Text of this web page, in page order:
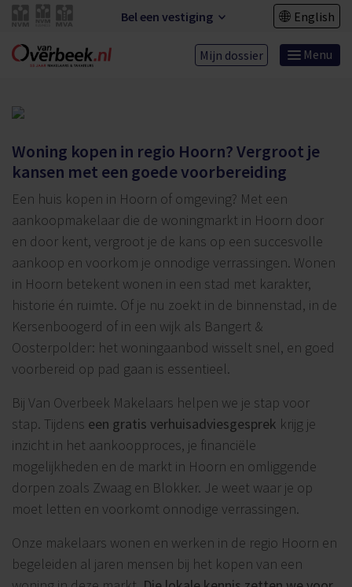
Bel een vestiging English
Mijn dossier Menu
Woning kopen in regio Hoorn? Vergroot je
kansen met een goede voorbereiding
Een huis kopen in Hoorn of omgeving? Met een
aankoopmakelaar die de woningmarkt in Hoorn door
en door kent, vergroot je de kans op een succesvolle
aankoop en voorkom je onnodige verrassingen. Wonen
in Hoorn betekent wonen in een stad met karakter,
historie én ruimte. Of je nu zoekt in de binnenstad, in de
Kersenboogerd of in een wijk als Bangert &
Oosterpolder: het woningaanbod wisselt snel, en goed
voorbereid op pad gaan is essentieel.
Bij Van Overbeek Makelaars helpen we je stap voor
stap. Tijdens een gratis verhuisadviesgesprek krijg je
inzicht in het aankoopproces, je financiële
mogelijkheden en de markt in Hoorn en omliggende
dorpen zoals Zwaag en Blokker. Je weet waar je op
moet letten en voorkomt onnodige verrassingen.
Onze makelaars wonen en werken in de regio Hoorn en
begeleiden al jaren mensen bij het kopen van een